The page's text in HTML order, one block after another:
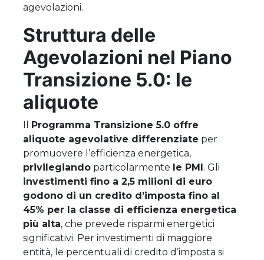
agevolazioni.
Struttura delle
Agevolazioni nel Piano
Transizione 5.0: le
aliquote
Il Programma Transizione 5.0 offre
aliquote agevolative differenziate per
promuovere l’efficienza energetica,
privilegiando particolarmente le PMI. Gli
investimenti fino a 2,5 milioni di euro
godono di un credito d’imposta fino al
45% per la classe di efficienza energetica
più alta, che prevede risparmi energetici
significativi. Per investimenti di maggiore
entità, le percentuali di credito d’imposta si